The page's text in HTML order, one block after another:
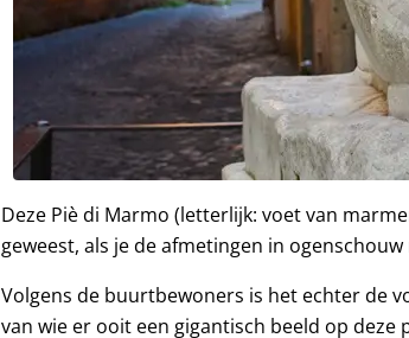
Deze Piè di Marmo (letterlijk: voet van
geweest, als je de afmetingen in ogenschouw
Volgens de buurtbewoners is het echter de
van wie er ooit een gigantisch beeld op deze